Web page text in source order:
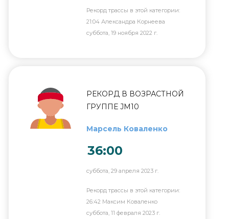
Рекорд трассы в этой категории:
21:04 Александра Корнеева
суббота, 19 ноября 2022 г.
РЕКОРД В ВОЗРАСТНОЙ
ГРУППЕ JM10
Марсель Коваленко
36:00
суббота, 29 апреля 2023 г.
Рекорд трассы в этой категории:
26:42 Максим Коваленко
суббота, 11 февраля 2023 г.